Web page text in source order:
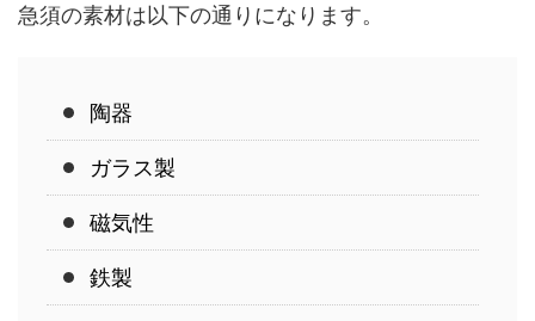
急須の素材は以下の通りになります。
陶器
ガラス製
磁気性
鉄製